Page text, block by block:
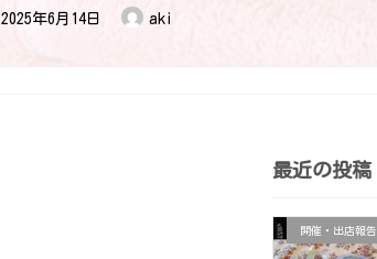
最
終
2025年6月14日 aki
最近の投稿
開催・出店報告